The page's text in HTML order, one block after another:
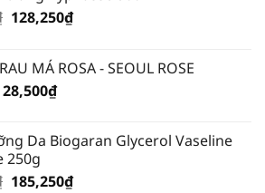
Giá
135,000₫.
128,250₫Giá
là:
MÁ ROSA - SEOUL ROSE
Giá
30,000₫.
28,500₫Giá
là:
Da Biogaran Glycerol Vaseline
250g
Giá
185,250₫Giá